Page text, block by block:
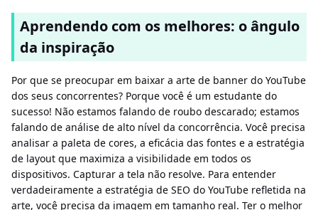
Aprendendo com os melhores: o ângulo
da inspiração
Por que se preocupar em baixar a arte de banner do YouTube
dos seus concorrentes? Porque você é um estudante do
sucesso! Não estamos falando de roubo descarado; estamos
falando de análise de alto nível da concorrência. Você precisa
analisar a paleta de cores, a eficácia das fontes e a estratégia
de layout que maximiza a visibilidade em todos os
dispositivos. Capturar a tela não resolve. Para entender
verdadeiramente a estratégia de SEO do YouTube refletida na
arte, você precisa da imagem em tamanho real. Ter o melhor